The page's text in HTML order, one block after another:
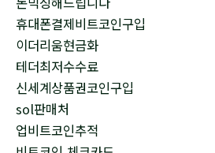
휴대폰결제비트코인구입
이더리움현금화
테더최저수수료
신세계상품권코인구입
sol판매처
업비트코인추적